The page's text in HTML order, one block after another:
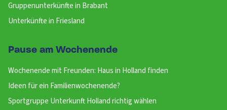
Gruppenunterkünfte in Brabant
Unterkünfte in Friesland
Pause am Wochenende
Wochenende mit Freunden: Haus in Holland finden
Ideen für ein Familienwochenende?
Sportgruppe Unterkunft Holland richtig wählen